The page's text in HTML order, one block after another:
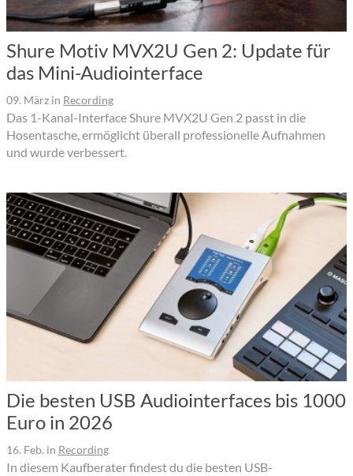
Shure Motiv MVX2U Gen 2: Update für
das Mini-Audiointerface
09. März in Recording
Das 1-Kanal-Interface Shure MVX2U Gen 2 passt in die
Hosentasche, ermöglicht überall professionelle Aufnahmen
und wurde verbessert.
Die besten USB Audiointerfaces bis 1000
Euro in 2026
16. Feb. in Recording
In diesem Kaufberater findest du die besten USB-